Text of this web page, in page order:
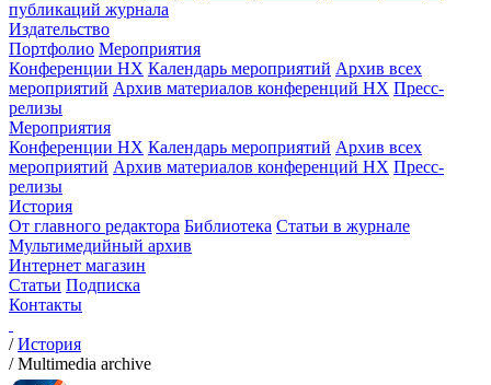
публикаций журнала
Издательство
Портфолио Мероприятия
Конференции НХ Календарь мероприятий Архив всех
мероприятий Архив материалов конференций НХ Пресс-
релизы
Мероприятия
Конференции НХ Календарь мероприятий Архив всех
мероприятий Архив материалов конференций НХ Пресс-
релизы
История
От главного редактора Библиотека Статьи в журнале
Мультимедийный архив
Интернет магазин
Статьи Подписка
Контакты
/История
/Multimedia archive